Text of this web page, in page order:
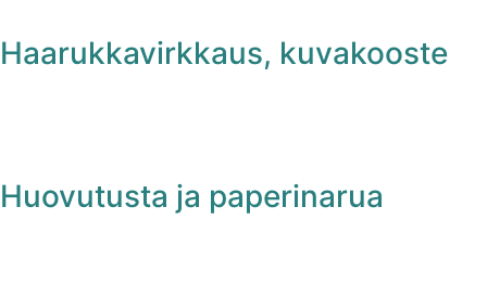
Haarukkavirkkaus, kuvakooste
Huovutusta ja paperinarua